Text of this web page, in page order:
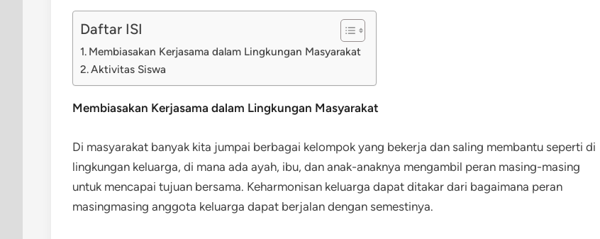
Daftar ISI
Membiasakan Kerjasama dalam Lingkungan Masyarakat
Aktivitas Siswa
Membiasakan Kerjasama dalam Lingkungan Masyarakat
Di masyarakat banyak kita jumpai berbagai kelompok yang bekerja dan saling membantu seperti di
lingkungan keluarga, di mana ada ayah, ibu, dan anak-anaknya mengambil peran masing-masing
untuk mencapai tujuan bersama. Keharmonisan keluarga dapat ditakar dari bagaimana peran
masingmasing anggota keluarga dapat berjalan dengan semestinya.